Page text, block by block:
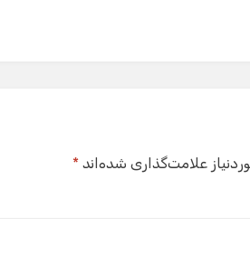
علامت‌گذاری شده‌اند*